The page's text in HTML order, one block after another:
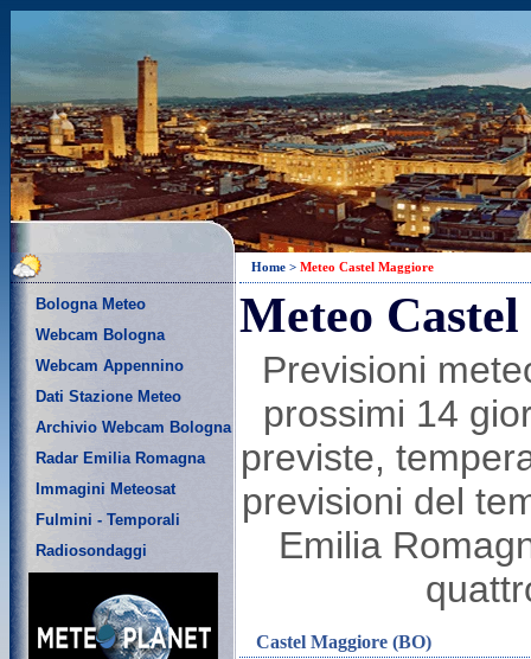
Bologna Meteo
Webcam Bologna
Webcam Appennino
Dati Stazione Meteo
Archivio Webcam Bologna
Radar Emilia Romagna
Immagini Meteosat
Fulmini - Temporali
Radiosondaggi
Home > Meteo Castel Maggiore
Meteo
Previsioni
prossimi 14
previste,
previsioni del
Emilia
Castel Maggiore (BO)